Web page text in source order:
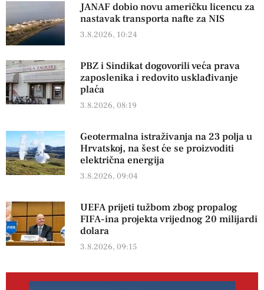
JANAF dobio novu američku licencu za
nastavak transporta nafte za NIS
3.8.2026, 10:24
PBZ i Sindikat dogovorili veća prava
zaposlenika i redovito usklađivanje
plaća
3.8.2026, 08:19
Geotermalna istraživanja na 23 polja u
Hrvatskoj, na šest će se proizvoditi
električna energija
3.8.2026, 09:04
UEFA prijeti tužbom zbog propalog
FIFA-ina projekta vrijednog 20 milijardi
dolara
3.8.2026, 09:15